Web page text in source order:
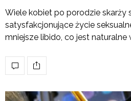
Wiele kobiet po porodzie skarży
satysfakcjonujące życie
mniejsze libido, co jest naturalne